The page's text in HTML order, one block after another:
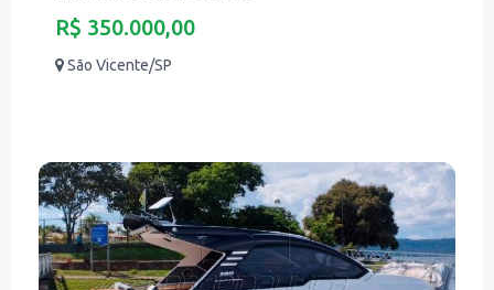
R$ 350.000,00
São Vicente/SP